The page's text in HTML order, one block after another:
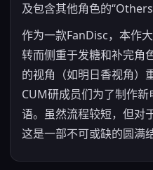
及包含其他角色的“Others
作为一款FanDisc，本作
转而侧重于发糖和补完角
的视角（如明日香视角）
CUM研成员们为了制作
语。虽然流程较短，但对
这是一部不可或缺的圆满